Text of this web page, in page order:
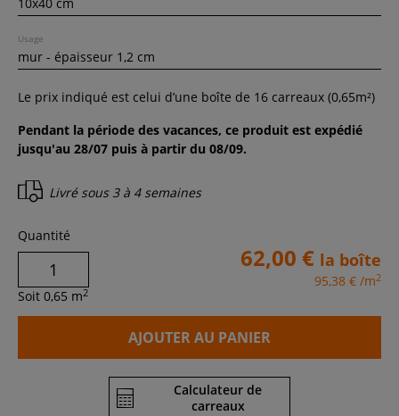
Usage
Le prix indiqué est celui d’une boîte de 16 carreaux (0,65m²)
Pendant la période des vacances, ce produit est expédié
jusqu'au 28/07 puis à partir du 08/09.
Livré sous 3 à 4 semaines
Quantité
Soit 0,65 m2
62,00 € la boîte
95,38 € /m2
AJOUTER AU PANIER
Calculateur de
carreaux